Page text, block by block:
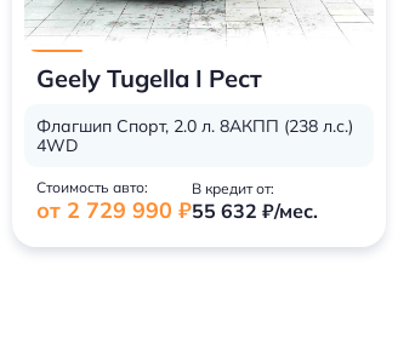
Geely Tugella I Рест
Флагшип Спорт, 2.0 л. 8АКПП (238 л.с.)
4WD
Стоимость авто:
от 2 729 990 ₽
В кредит от:
55 632 ₽/мес.